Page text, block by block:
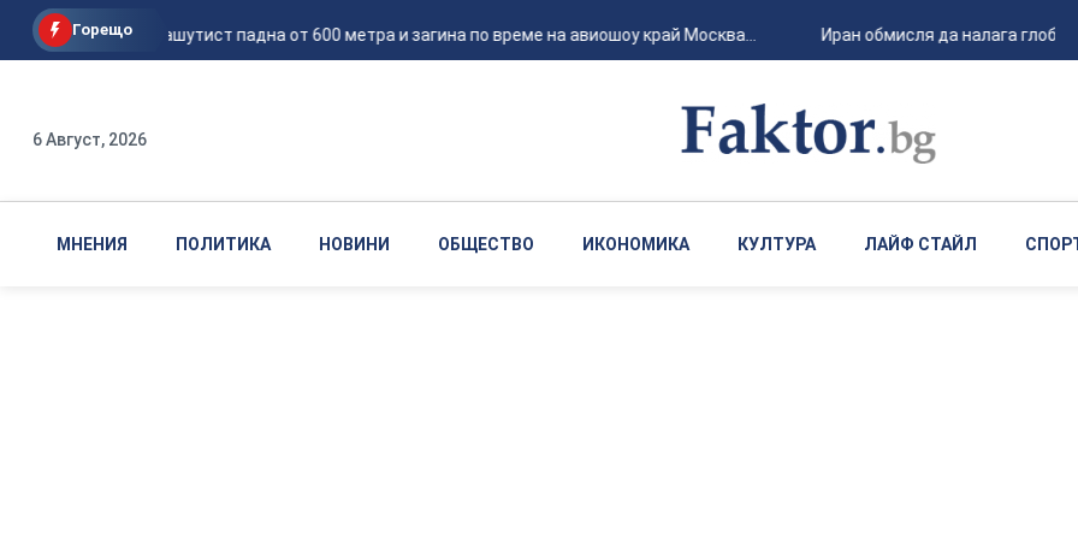
Горещо
Руски парашутист падна от 600 метра и загина по време на авиошоу край Москва... Иран обмисля да налага глоби
6 Август, 2026
МНЕНИЯ ПОЛИТИКА НОВИНИ ОБЩЕСТВО ИКОНОМИКА КУЛТУРА ЛАЙФ СТАЙЛ